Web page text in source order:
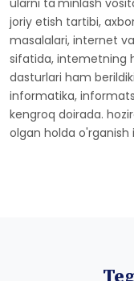
ularni ta'minlash
joriy etish tartibi,
masalalari, internet
sifatida, intemetning
dasturlari ham
informatika,
kengroq doirada.
olgan holda o'rganish